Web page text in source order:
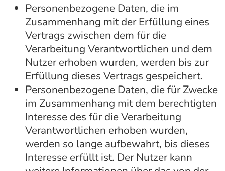
Personenbezogene Daten, die im
Zusammenhang mit der Erfüllung eines
Vertrags zwischen dem für die
Verarbeitung Verantwortlichen und dem
Nutzer erhoben wurden, werden bis zur
Erfüllung dieses Vertrags gespeichert.
Personenbezogene Daten, die für Zwecke
im Zusammenhang mit dem berechtigten
Interesse des für die Verarbeitung
Verantwortlichen erhoben wurden,
werden so lange aufbewahrt, bis dieses
Interesse erfüllt ist. Der Nutzer kann